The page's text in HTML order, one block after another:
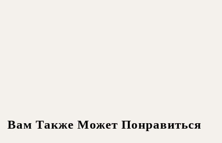
Вам Также Может Понравиться